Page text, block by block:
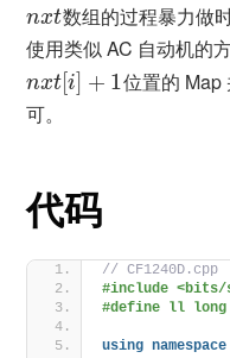
nxt数组的过程暴力做
使用类似 AC 自动机的
nxt[i] + 1位置的 Map
可。
代码
// CF1240D.cpp
#include <bits/
#define ll long
using namespace